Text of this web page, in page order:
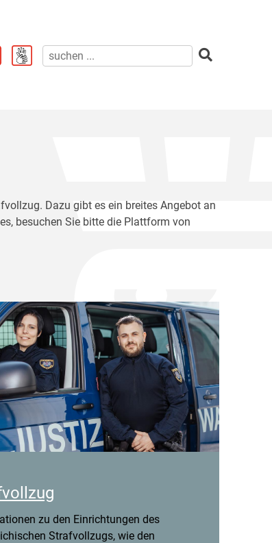
Dazu gibt es ein breites Angebot an
besuchen Sie bitte die Plattform von
zu den Einrichtungen des
Strafvollzugs, wie den